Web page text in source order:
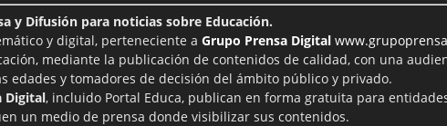
y Difusión para noticias sobre Educación.
y digital, perteneciente a Grupo Prensa Digital
mediante la publicación de contenidos de calidad, con una
edades y tomadores de decisión del ámbito público y privado.
Digital, incluido Portal Educa, publican en forma gratuita para
un medio de prensa donde visibilizar sus contenidos.